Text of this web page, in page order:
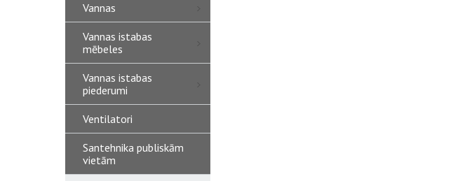
Vannas
Vannas istabas
mēbeles
Vannas istabas
piederumi
Ventilatori
Santehnika publiskām
vietām